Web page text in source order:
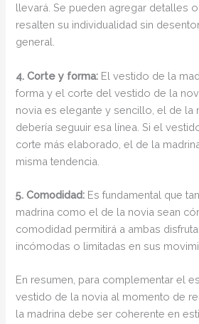
llevará. Se pueden agregar detalles
resalten su individualidad sin
general.
4. Corte y forma: El vestido de la
forma y el corte del vestido de la
novia es elegante y sencillo, el de la
debería seguuir esa línea. Si el
corte más elaborado, el de la
misma tendencia.
5. Comodidad: Es fundamental que
madrina como el de la novia sean
comodidad permitirá a ambas
incómodas o limitadas en sus
En resumen, para complementar el
vestido de la novia al momento de
la madrina debe ser coherente en